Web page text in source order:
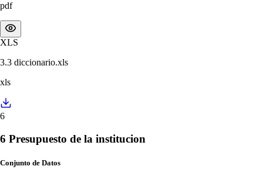
pdf
XLS
3.3 diccionario.xls
xls
6
6 Presupuesto de la institucion
Conjunto de Datos